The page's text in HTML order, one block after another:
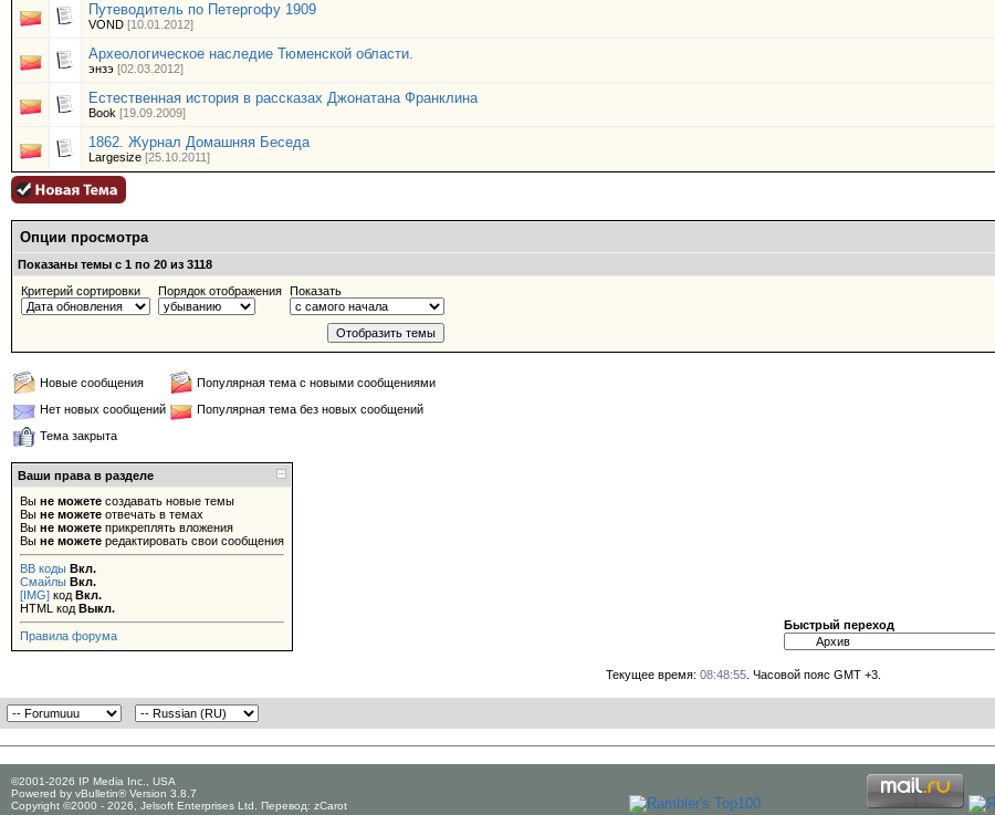
Путеводитель по Петергофу 1909
VOND [10.01.2012]
Археологическое наследие Тюменской области.
энзэ [02.03.2012]
Естественная история в рассказах Джонатана Франклина
Book [19.09.2009]
1862. Журнал Домашняя Беседа
Largesize [25.10.2011]
Опции просмотра
Показаны темы с 1 по 20 из 3118
Критерий сортировки
Порядок отображения Показать
Новые сообщения
Популярная тема с новыми сообщениями
Нет новых сообщений
Популярная тема без новых сообщений
Тема закрыта
Ваши права в разделе
Вы не можете создавать новые темы
Вы не можете отвечать в темах
Вы не можете прикреплять вложения
Вы не можете редактировать свои сообщения
BB коды Вкл.
Смайлы Вкл.
[IMG] код Вкл.
HTML код Выкл.
Правила форума
Быстрый переход
Текущее время: 08:48:55. Часовой пояс GMT +3.
©2001-2026 IP Media Inc., USA
Powered by vBulletin® Version 3.8.7
Copyright ©2000 - 2026, Jelsoft Enterprises Ltd. Перевод: zCarot